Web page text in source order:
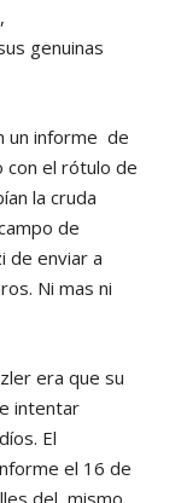
genuinas
un informe de
con el rótulo de
la cruda
de
de enviar a
Ni mas ni
era que su
intentar
El
el 16 de
del mismo